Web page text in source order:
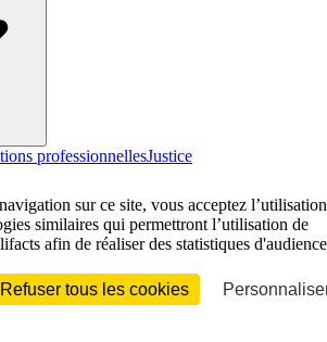
professionnellesJustice
sur ce site, vous acceptez l’utilisation
similaires qui permettront l’utilisation de
afin de réaliser des statistiques d'audience
Refuser tous les cookies